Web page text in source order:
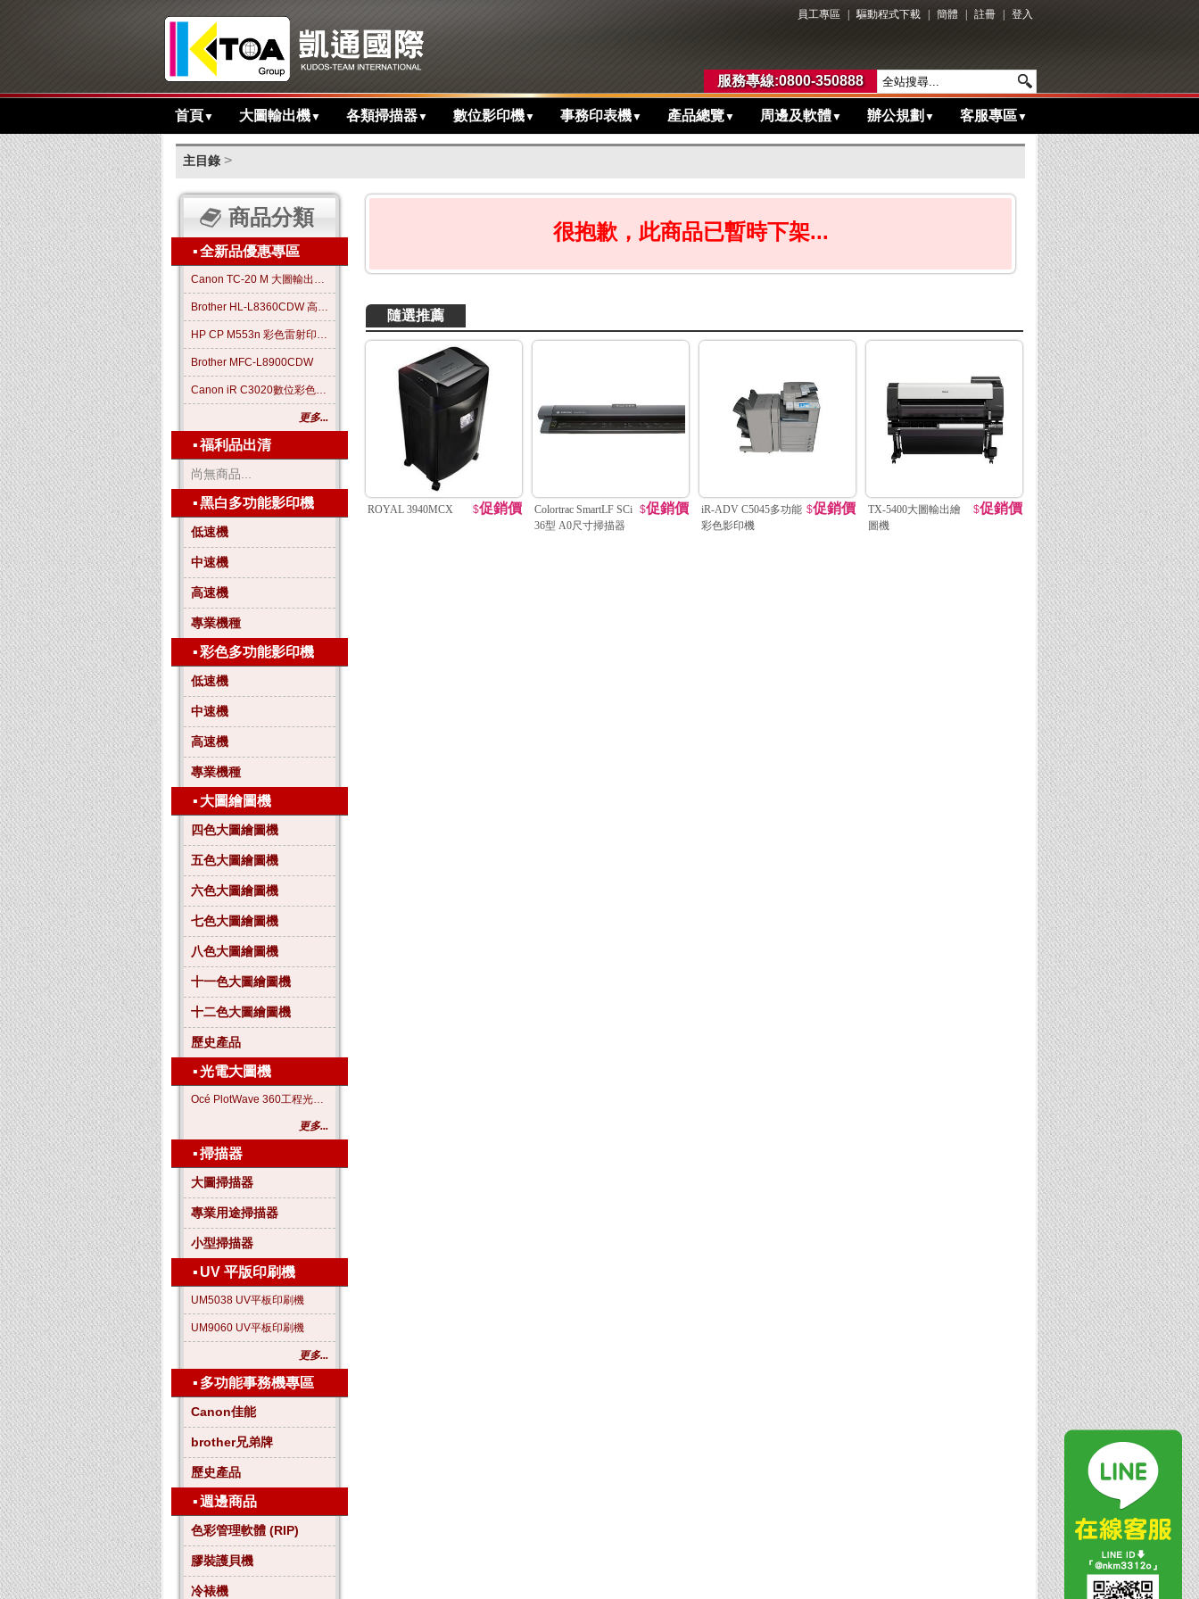
員工專區 驅動程式下載 簡體 註冊 登入
服務專線:0800-350888
首頁▼ 大圖輸出機▼ 各類掃描器▼ 數位影印機▼ 事務印表機▼ 產品總覽▼ 周邊及軟體▼ 辦公規劃 ▼ 客服專區▼
主目錄 >
商品分類
▪全新品優惠專區
Canon TC-20 M 大圖輸出繪圖機
Brother HL-L8360CDW 高效彩色雷射印表機
HP CP M553n 彩色雷射印表機
Brother MFC-L8900CDW
Canon iR C3020數位彩色影印機
更多...
▪福利品出清
尚無商品...
▪黑白多功能影印機
低速機
中速機
高速機
專業機種
▪彩色多功能影印機
低速機
中速機
高速機
專業機種
▪ 大圖繪圖機
四色大圖繪圖機
五色大圖繪圖機
六色大圖繪圖機
七色大圖繪圖機
八色大圖繪圖機
十一色大圖繪圖機
十二色大圖繪圖機
歷史產品
▪光電大圖機
Océ PlotWave 360工程光電大圖機
更多...
▪掃描器
大圖掃描器
專業用途掃描器
小型掃描器
▪ UV 平版印刷機
UM5038 UV平板印刷機
UM9060 UV平板印刷機
更多...
▪ 多功能事務機專區
Canon佳能
brother兄弟牌
歷史產品
▪週邊商品
色彩管理軟體 (RIP)
膠裝護貝機
冷裱機
很抱歉，此商品已暫時下架...
隨選推薦
ROYAL 3940MCX $促銷價
Colortrac SmartLF SCi
36型 A0尺寸掃描器
$促銷價
iR-ADV C5045多功能
彩色影印機
$促銷價
TX-5400大圖輸出繪
圖機
$促銷價